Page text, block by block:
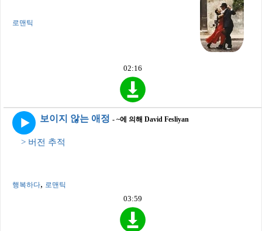
로맨틱
02:16
보이지 않는 애정 - ~에 의해 David Fesliyan
> 버전 추적
행복하다, 로맨틱
03:59